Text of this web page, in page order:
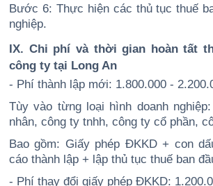
Bước 6: Thực hiện các thủ tục thuế
nghiệp.
IX. Chi phí và thời gian hoàn tất
công ty tại Long An
- Phí thành lập mới: 1.800.000 -
Tùy vào từng loại hình doanh
nhân, công ty tnhh, công ty cổ phần,
Bao gồm: Giấy phép ĐKKD + con
cáo thành lập + lập thủ tục thuế ban
- Phí thay đổi giấy phép ĐKKD: